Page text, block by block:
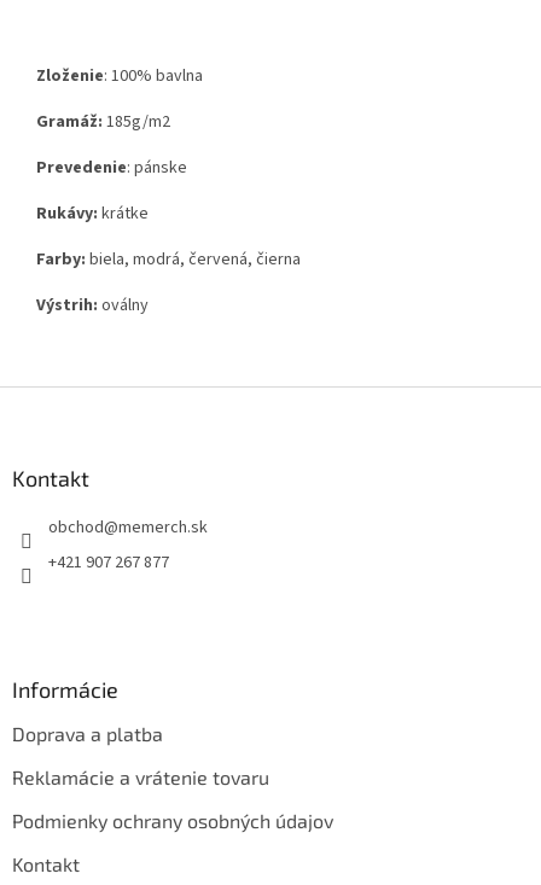
Zloženie: 100% bavlna
Gramáž: 185g/m2
Prevedenie: pánske
Rukávy: krátke
Farby: biela, modrá, červená, čierna
Výstrih: oválny
Kontakt
obchod@memerch.sk
+421 907 267 877
Informácie
Doprava a platba
Reklamácie a vrátenie tovaru
Podmienky ochrany osobných údajov
Kontakt